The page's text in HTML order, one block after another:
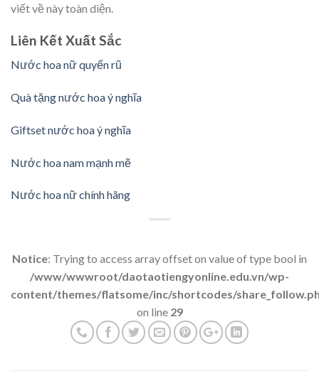
viết về này toàn diện.
Liên Kết Xuất Sắc
Nước hoa nữ quyến rũ
Quà tặng nước hoa ý nghĩa
Giftset nước hoa ý nghĩa
Nước hoa nam mạnh mẽ
Nước hoa nữ chính hãng
Notice: Trying to access array offset on value of type bool in
/www/wwwroot/daotaotiengyonline.edu.vn/wp-
content/themes/flatsome/inc/shortcodes/
on line 29